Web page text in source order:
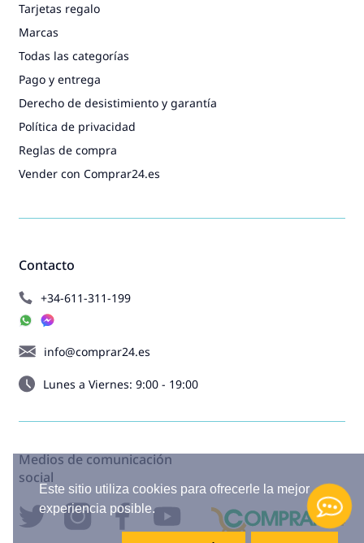
Este sitio utiliza cookies para ofrecerle la mejor
experiencia posible.
Contacto
+34-611-311-199
info@comprar24.es
Lunes a Viernes: 9:00 - 19:00
Tarjetas regalo
Marcas
Todas las categorías
Pago y entrega
Derecho de desistimiento y garantía
Política de privacidad
Reglas de compra
Vender con Comprar24.es
Medios de comunicación
social